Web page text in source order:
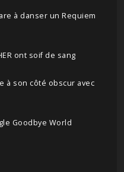
à danser un Requiem
ont soif de sang
à son côté obscur avec
Goodbye World